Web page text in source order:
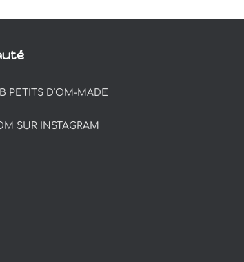
PETITS D’OM-MADE
SUR INSTAGRAM